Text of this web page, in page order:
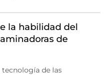
la habilidad del
de
tecnología de las